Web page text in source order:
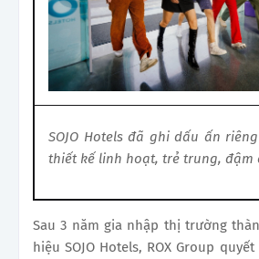
SOJO Hotels đã ghi dấu ấn
thiết kế linh hoạt, trẻ trung, đậm
Sau 3 năm gia nhập thị trường
hiệu SOJO Hotels, ROX Group